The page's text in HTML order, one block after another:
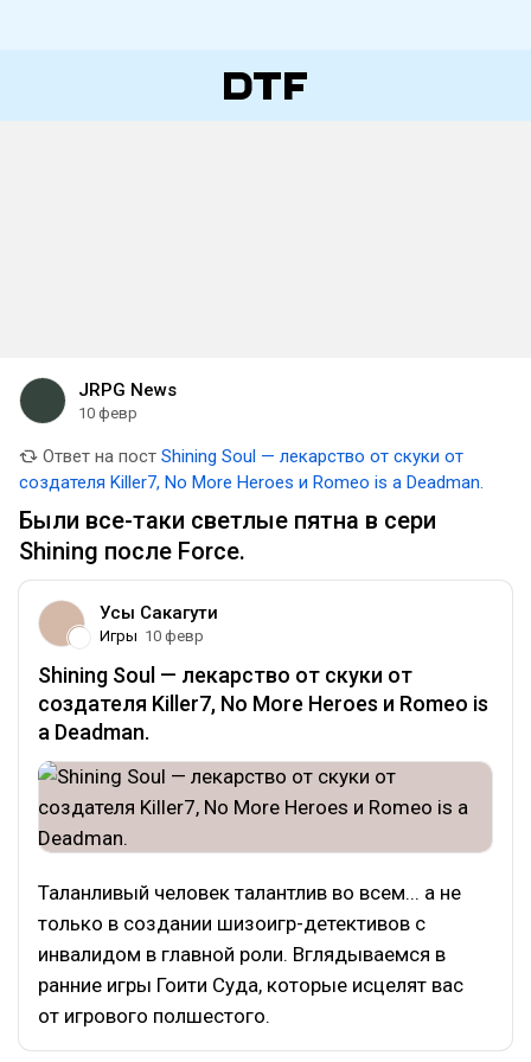
JRPG News
10 февр
Ответ на пост Shining Soul — лекарство от скуки от
создателя Killer7, No More Heroes и Romeo is a Deadman.
Были все-таки светлые пятна в сери
Shining после Force.
Усы Сакагути
Игры 10 февр
Shining Soul — лекарство от скуки от
создателя Killer7, No More Heroes и Romeo is
a Deadman.
Таланливый человек талантлив во всем... а не
только в создании шизоигр-детективов с
инвалидом в главной роли. Вглядываемся в
ранние игры Гоити Суда, которые исцелят вас
от игрового полшестого.